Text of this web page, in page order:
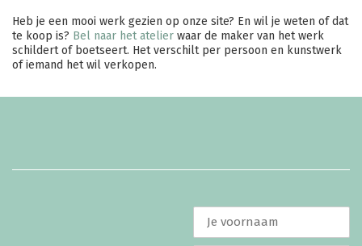
Heb je een mooi werk gezien op onze site? En wil je weten of dat
te koop is? Bel naar het atelier waar de maker van het werk
schildert of boetseert. Het verschilt per persoon en kunstwerk
of iemand het wil verkopen.